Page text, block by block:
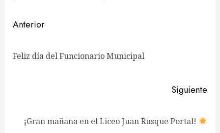
Navegación
entradas
Anterior
Feliz día del Funcionario Municipal
Siguiente
Siguiente
¡Gran mañana en el Liceo Juan Rusque Portal!